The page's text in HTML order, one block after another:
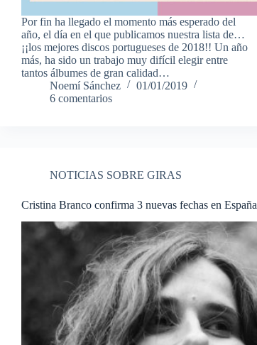
Por fin ha llegado el momento más esperado del
año, el día en el que publicamos nuestra lista de…
¡¡los mejores discos portugueses de 2018!! Un año
más, ha sido un trabajo muy difícil elegir entre
tantos álbumes de gran calidad…
Noemí Sánchez
01/01/2019
6 comentarios
NOTICIAS SOBRE GIRAS
Cristina Branco confirma 3 nuevas fechas en España